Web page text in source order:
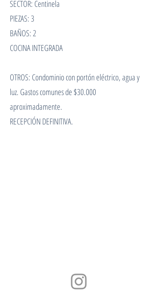
SECTOR: Centinela
PIEZAS: 3
BAÑOS: 2
COCINA INTEGRADA
OTROS: Condominio con portón eléctrico, agua y
luz. Gastos comunes de $30.000
aproximadamente.
RECEPCIÓN DEFINITIVA.